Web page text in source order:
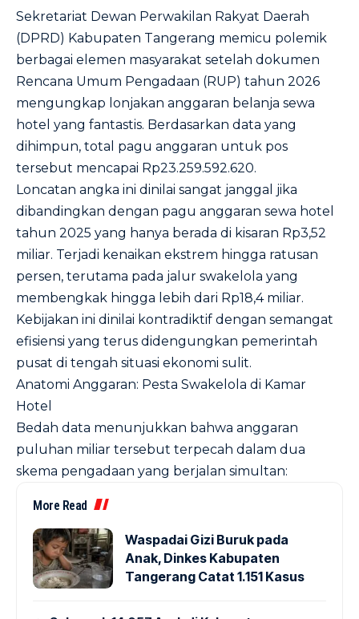
Sekretariat Dewan Perwakilan Rakyat Daerah
(DPRD) Kabupaten Tangerang memicu polemik
berbagai elemen masyarakat setelah dokumen
Rencana Umum Pengadaan (RUP) tahun 2026
mengungkap lonjakan anggaran belanja sewa
hotel yang fantastis. Berdasarkan data yang
dihimpun, total pagu anggaran untuk pos
tersebut mencapai Rp23.259.592.620.
Loncatan angka ini dinilai sangat janggal jika
dibandingkan dengan pagu anggaran sewa hotel
tahun 2025 yang hanya berada di kisaran Rp3,52
miliar. Terjadi kenaikan ekstrem hingga ratusan
persen, terutama pada jalur swakelola yang
membengkak hingga lebih dari Rp18,4 miliar.
Kebijakan ini dinilai kontradiktif dengan semangat
efisiensi yang terus didengungkan pemerintah
pusat di tengah situasi ekonomi sulit.
Anatomi Anggaran: Pesta Swakelola di Kamar
Hotel
Bedah data menunjukkan bahwa anggaran
puluhan miliar tersebut terpecah dalam dua
skema pengadaan yang berjalan simultan:
More Read
Waspadai Gizi Buruk pada
Anak, Dinkes Kabupaten
Tangerang Catat 1.151 Kasus